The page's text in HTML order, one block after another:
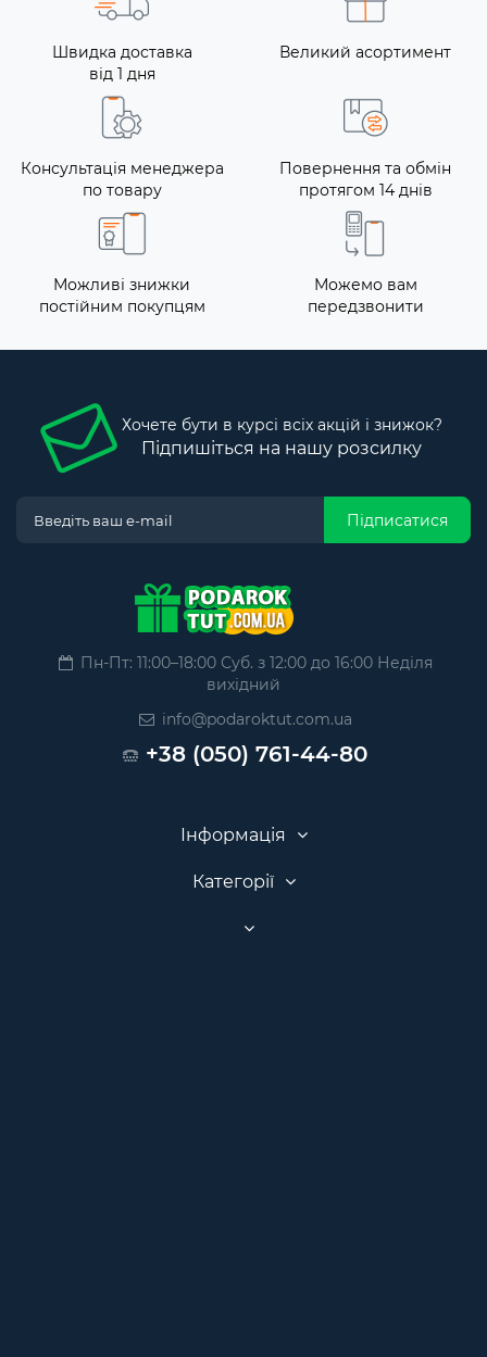
Швидка доставка
від 1 дня
Великий асортимент
Консультація менеджера
по товару
Повернення та обмін
протягом 14 днів
Можливі знижки
постійним покупцям
Можемо вам
передзвонити
Хочете бути в курсі всіх акцій і знижок?
Підпишіться на нашу розсилку
Підписатися
Пн-Пт: 11:00–18:00 Суб. з 12:00 до 16:00 Неділя
вихідний
info@podaroktut.com.ua
+38 (050) 761-44-80
Інформація
Категорії